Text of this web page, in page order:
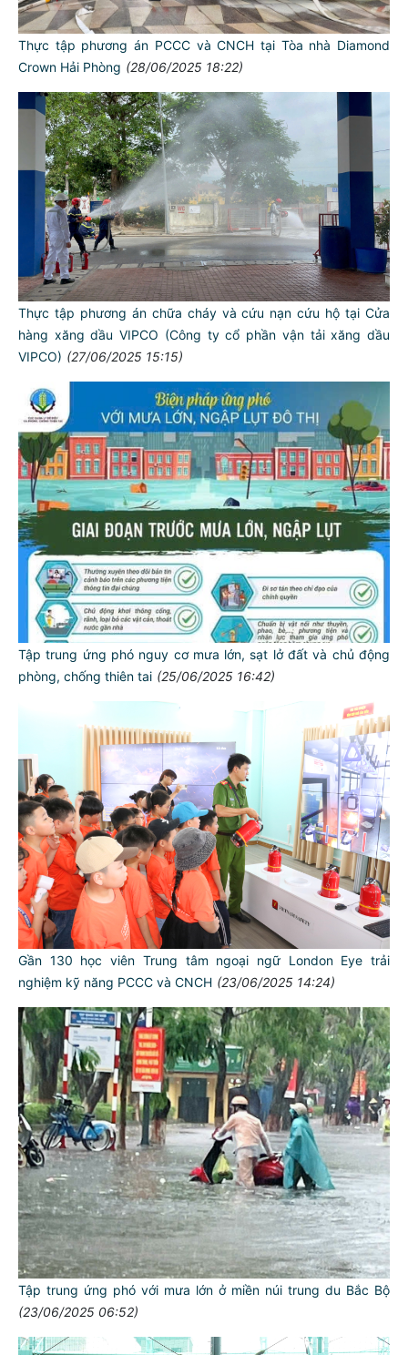
Thực tập phương án PCCC và CNCH tại Tòa nhà Diamond
Crown Hải Phòng (28/06/2025 18:22)
Thực tập phương án chữa cháy và cứu nạn cứu hộ tại Cửa
hàng xăng dầu VIPCO (Công ty cổ phần vận tải xăng dầu
VIPCO) (27/06/2025 15:15)
Tập trung ứng phó nguy cơ mưa lớn, sạt lở đất và chủ động
phòng, chống thiên tai (25/06/2025 16:42)
Gần 130 học viên Trung tâm ngoại ngữ London Eye trải
nghiệm kỹ năng PCCC và CNCH (23/06/2025 14:24)
Tập trung ứng phó với mưa lớn ở miền núi trung du Bắc Bộ
(23/06/2025 06:52)